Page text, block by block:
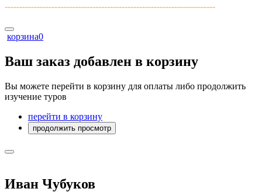
------------------------------------------------------------------------­
корзина0
Ваш заказ добавлен в корзину
Вы можете перейти в корзину для оплаты либо продолжить
изучение туров
перейти в корзину
продолжить просмотр
Иван Чубуков